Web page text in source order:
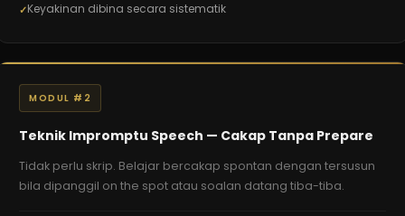
Keyakinan dibina secara sistematik
MODUL #2
Teknik Impromptu Speech — Cakap Tanpa Prepare
Tidak perlu skrip. Belajar bercakap spontan dengan tersusun
bila dipanggil on the spot atau soalan datang tiba-tiba.